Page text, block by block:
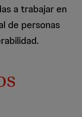
a trabajar en
de personas